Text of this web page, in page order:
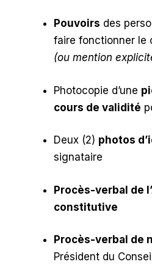
Pouvoirs des
faire fonctionner le
(ou mention
Photocopie d’une
cours de validité
Deux (2) photos
signataire
Procès-verbal de
constitutive
Procès-verbal de
Président du